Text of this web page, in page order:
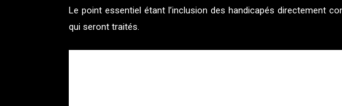
Le point essentiel étant l’inclusion des handicapés directement
qui seront traités.